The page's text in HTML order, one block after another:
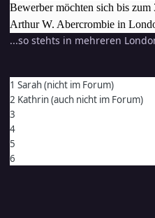
Bewerber möchten sich bis
Arthur W. Abercrombie in
...so stehts in mehreren
1 Sarah (nicht im Forum)
2 Kathrin (auch nicht im Forum)
3
4
5
6